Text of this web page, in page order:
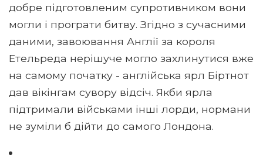
добре підготовленим супротивником вони
могли і програти битву. Згідно з сучасними
даними, завоювання Англії за короля
Етельреда нерішуче могло захлинутися вже
на самому початку - англійська ярл Біртнот
дав вікінгам сувору відсіч. Якби ярла
підтримали військами інші лорди, нормани
не зуміли б дійти до самого Лондона.